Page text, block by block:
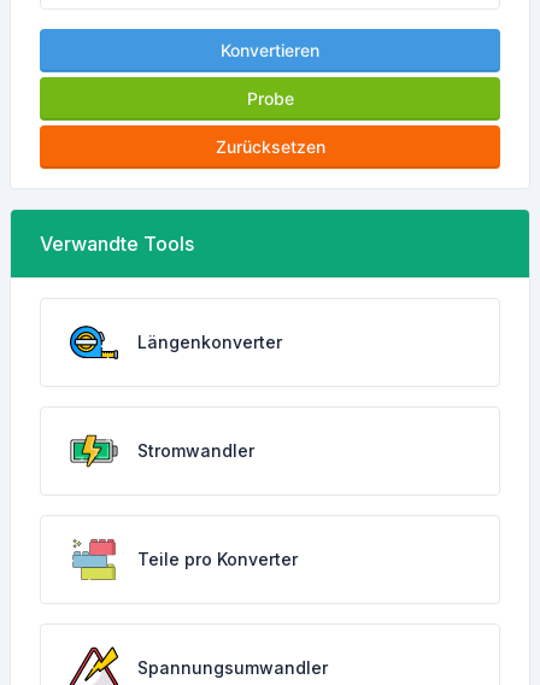
Konvertieren
Probe
Zurücksetzen
Verwandte Tools
Längenkonverter
Stromwandler
Teile pro Konverter
Spannungsumwandler